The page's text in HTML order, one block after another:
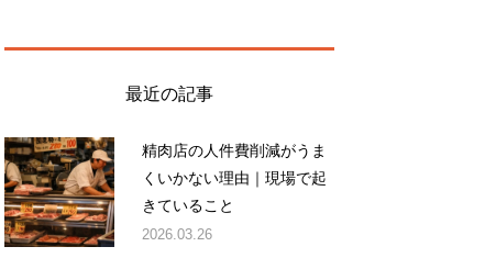
最近の記事
精肉店の人件費削減がうま
くいかない理由｜現場で起
きていること
2026.03.26